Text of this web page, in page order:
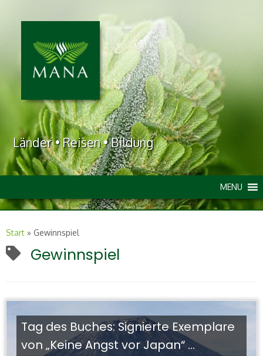
Länder • Reisen • Bildung
MENU
Start » Gewinnspiel
Gewinnspiel
Tag des Buches: Signierte Exemplare
von „Keine Angst vor Japan“ ...